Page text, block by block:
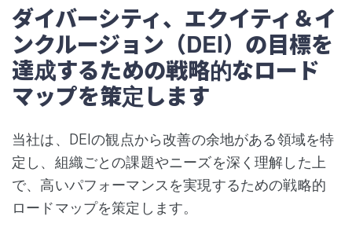
ダイバーシティ、エクイティ＆イ
ンクルージョン（DEI）の目標を
達成するための戦略的なロード
マップを策定します
当社は、DEIの観点から改善の余地がある領域を特
定し、組織ごとの課題やニーズを深く理解した上
で、高いパフォーマンスを実現するための戦略的
ロードマップを策定します。